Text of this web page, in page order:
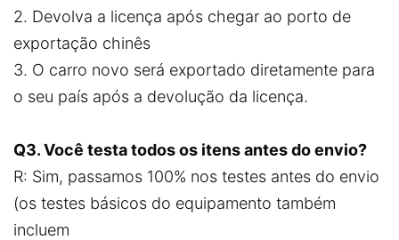
2. Devolva a licença após chegar ao porto de
exportação chinês
3. O carro novo será exportado diretamente para
o seu país após a devolução da licença.
Q3. Você testa todos os itens antes do envio?
R: Sim, passamos 100% nos testes antes do envio
(os testes básicos do equipamento também
incluem